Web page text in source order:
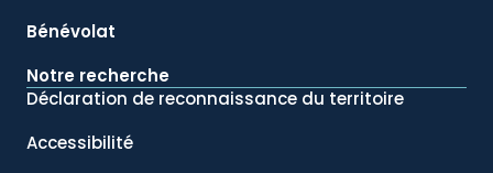
Bénévolat
Notre recherche
Déclaration de reconnaissance du territoire
Accessibilité